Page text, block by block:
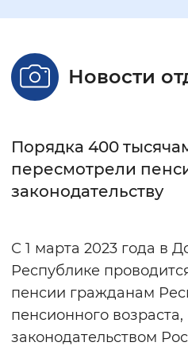
Стандартный
Без засечек
Монохромный
Новости
Порядка 400
пересмотрели
законодательству
С 1 марта 2023 года в
Республике
пенсии гражданам
пенсионного
законодательством